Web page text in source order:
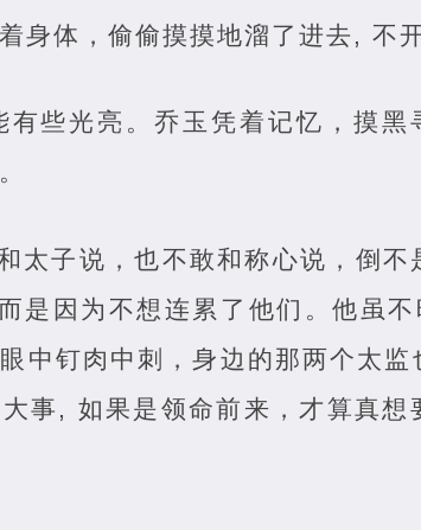
身体，偷偷摸摸地溜了进去, 不
有些光亮。乔玉凭着记忆，摸
太子说，也不敢和称心说，倒不
是因为不想连累了他们。他虽
中钉肉中刺，身边的那两个太
事, 如果是领命前来，才算真想